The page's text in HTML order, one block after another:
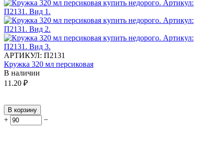
АРТИКУЛ: П2131
Кружка 320 мл персиковая
В наличии
11.20 ₽
В корзину
+ −